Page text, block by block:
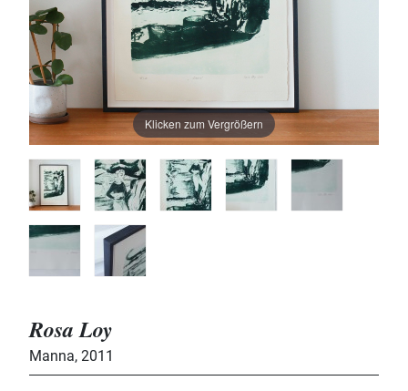
Klicken zum Vergrößern
Rosa Loy
Manna, 2011